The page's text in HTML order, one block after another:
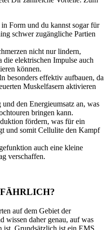
Form und du kannst sogar für
schwer zugängliche Partien
nicht nur lindern,
die elektrischen Impulse auch
können.
besonders effektiv aufbauen, da
Muskelfasern aktivieren
den Energieumsatz an, was
bringen kann.
fördern, was für ein
und somit Cellulite den Kampf
auch eine kleine
verschaffen.
auf dem Gebiet der
wissen daher genau, auf was
ist. Grundsätzlich ist ein EMS